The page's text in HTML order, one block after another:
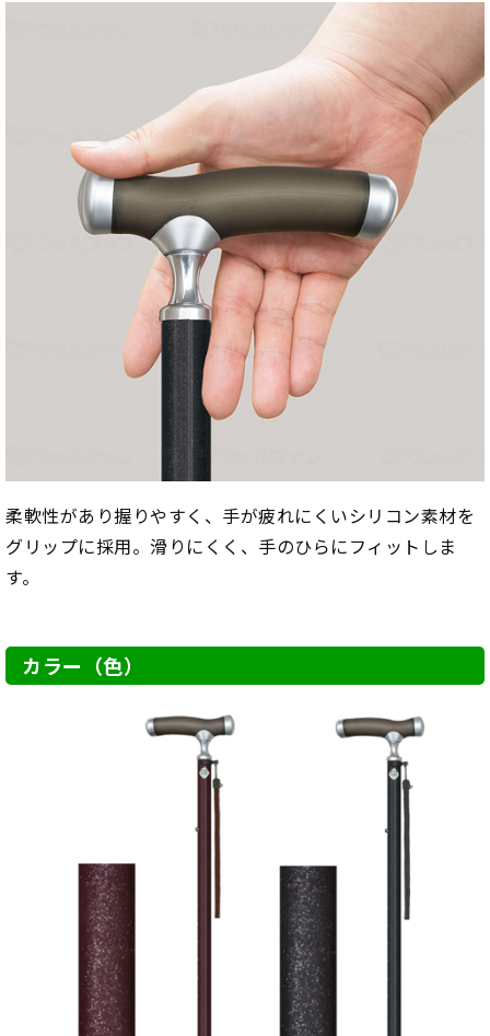
柔軟性があり握りやすく、手が疲れにくいシリコン素材を
グリップに採用。滑りにくく、手のひらにフィットしま
す。
カラー（色）